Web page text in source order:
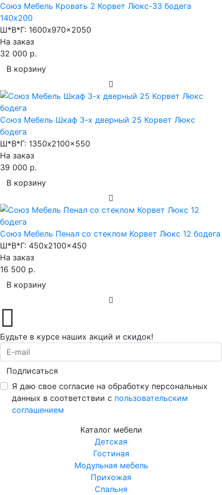
Союз Мебель Кровать 2 Корвет Люкс-33 бодега
140х200
Ш*В*Г: 1600x970x2050
На заказ
32 000 р.
В корзину
Союз Мебель Шкаф 3-х дверный 25 Корвет Люкс
бодега
Ш*В*Г: 1350x2100x550
На заказ
39 000 р.
В корзину
Союз Мебель Пенал со стеклом Корвет Люкс 12 бодега
Ш*В*Г: 450x2100x450
На заказ
16 500 р.
В корзину
Будьте в курсе наших акций и скидок!
Подписаться
Я даю свое согласие на обработку персональных
данных в соответствии с пользовательским
соглашением
Каталог мебели
Детская
Гостиная
Модульная мебель
Прихожая
Спальня